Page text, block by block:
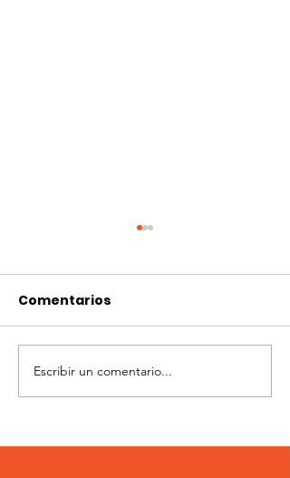
Flint modalidad
campo
Comentarios
Escribir un comentario...